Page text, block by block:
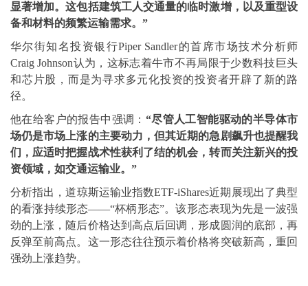
显著增加。这包括建筑工人交通量的临时激增，以及重型设
备和材料的频繁运输需求。”
华尔街知名投资银行Piper Sandler的首席市场技术分析师
Craig Johnson认为，这标志着牛市不再局限于少数科技巨头
和芯片股，而是为寻求多元化投资的投资者开辟了新的路
径。
他在给客户的报告中强调： “尽管人工智能驱动的半导体市
场仍是市场上涨的主要动力，但其近期的急剧飙升也提醒我
们，应适时把握战术性获利了结的机会，转而关注新兴的投
资领域，如交通运输业。”
分析指出，道琼斯运输业指数ETF-iShares近期展现出了典型
的看涨持续形态——“杯柄形态”。该形态表现为先是一波强
劲的上涨，随后价格达到高点后回调，形成圆润的底部，再
反弹至前高点。这一形态往往预示着价格将突破新高，重回
强劲上涨趋势。